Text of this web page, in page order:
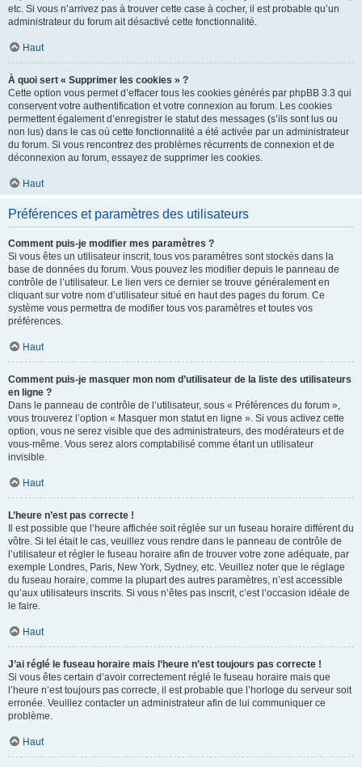
etc. Si vous n’arrivez pas à trouver cette case à cocher, il est probable qu’un
administrateur du forum ait désactivé cette fonctionnalité.
Haut
À quoi sert « Supprimer les cookies » ?
Cette option vous permet d’effacer tous les cookies générés par phpBB 3.3 qui
conservent votre authentification et votre connexion au forum. Les cookies
permettent également d’enregistrer le statut des messages (s’ils sont lus ou
non lus) dans le cas où cette fonctionnalité a été activée par un administrateur
du forum. Si vous rencontrez des problèmes récurrents de connexion et de
déconnexion au forum, essayez de supprimer les cookies.
Haut
Préférences et paramètres des utilisateurs
Comment puis-je modifier mes paramètres ?
Si vous êtes un utilisateur inscrit, tous vos paramètres sont stockés dans la
base de données du forum. Vous pouvez les modifier depuis le panneau de
contrôle de l’utilisateur. Le lien vers ce dernier se trouve généralement en
cliquant sur votre nom d’utilisateur situé en haut des pages du forum. Ce
système vous permettra de modifier tous vos paramètres et toutes vos
préférences.
Haut
Comment puis-je masquer mon nom d’utilisateur de la liste des utilisateurs
en ligne ?
Dans le panneau de contrôle de l’utilisateur, sous « Préférences du forum »,
vous trouverez l’option « Masquer mon statut en ligne ». Si vous activez cette
option, vous ne serez visible que des administrateurs, des modérateurs et de
vous-même. Vous serez alors comptabilisé comme étant un utilisateur
invisible.
Haut
L’heure n’est pas correcte !
Il est possible que l’heure affichée soit réglée sur un fuseau horaire différent du
vôtre. Si tel était le cas, veuillez vous rendre dans le panneau de contrôle de
l’utilisateur et régler le fuseau horaire afin de trouver votre zone adéquate, par
exemple Londres, Paris, New York, Sydney, etc. Veuillez noter que le réglage
du fuseau horaire, comme la plupart des autres paramètres, n’est accessible
qu’aux utilisateurs inscrits. Si vous n’êtes pas inscrit, c’est l’occasion idéale de
le faire.
Haut
J’ai réglé le fuseau horaire mais l’heure n’est toujours pas correcte !
Si vous êtes certain d’avoir correctement réglé le fuseau horaire mais que
l’heure n’est toujours pas correcte, il est probable que l’horloge du serveur soit
erronée. Veuillez contacter un administrateur afin de lui communiquer ce
problème.
Haut